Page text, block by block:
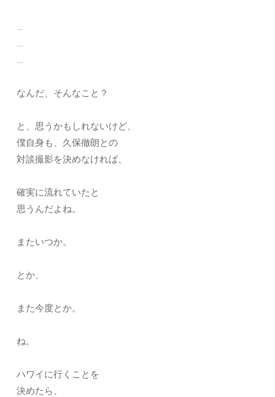
…
…
…
なんだ、そんなこと？
と、思うかもしれないけど、
僕自身も、久保徹朗との
対談撮影を決めなければ、
確実に流れていたと
思うんだよね。
またいつか。
とか、
また今度とか。
ね。
ハワイに行くことを
決めたら、